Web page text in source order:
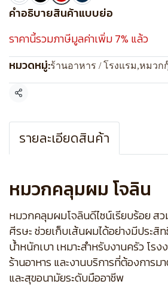
คำอธิบายสินค้าแบบย่อ
ราคานี้รวมภาษีมูลค่าเพิ่ม 7% แล้ว
หมวดหมู่:ร้านอาหาร / โรงแรม,หมวก
แชร์
รายละเอียดสินค้า
หมวกคลุมผม โจลิน
หมวกคลุมผมโจลินดีไซน์เรียบร้อย ส
ศีรษะ ช่วยเก็บเส้นผมได้อย่างมีประสิ
น้ำหนักเบา เหมาะสำหรับงานครัว โรง
ร้านอาหาร และงานบริการที่ต้องการม
และสุขอนามัยระดับมืออาชีพ